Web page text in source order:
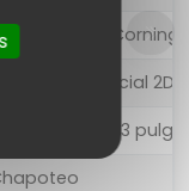
vidrio (Corning
Desbloqueo facial
6.06 x 2.85 x 0.33